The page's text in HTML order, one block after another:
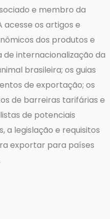
e membro da
acesse os artigos e
dos produtos e
de internacionalização da
brasileira; os guias
de exportação; os
de barreiras tarifárias e
de potenciais
a legislação e requisitos
exportar para países